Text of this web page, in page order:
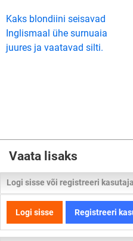
Kaks blondiini seisavad
Inglismaal ühe surnuaia
juures ja vaatavad silti.
Vaata lisaks
Logi sisse või registreeri
Logi sisse Registreeri